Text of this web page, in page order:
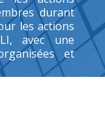
durant
les actions
avec une
et